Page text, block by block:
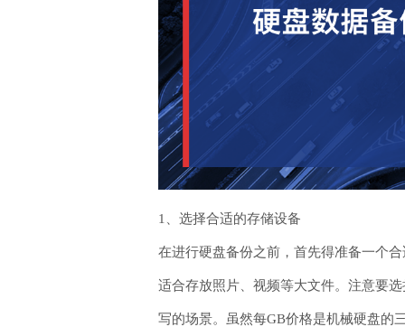
1、选择合适的存储设备
在进行硬盘备份之前，首先得准备一个
适合存放照片、视频等大文件。注意要
写的场景。虽然每GB价格是机械硬盘的